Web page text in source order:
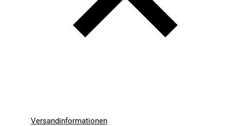
Versandinformationen